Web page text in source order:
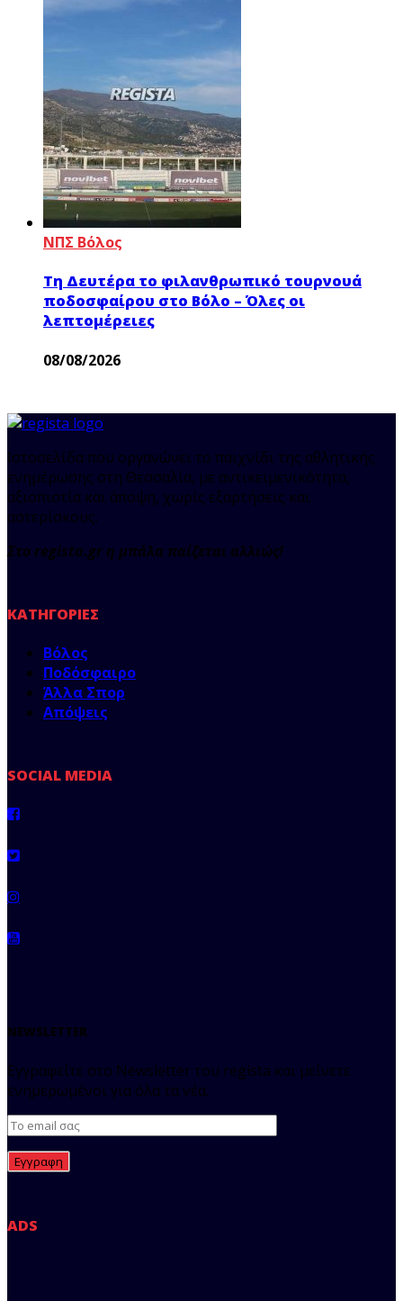
ΝΠΣ Βόλος
Τη Δευτέρα το φιλανθρωπικό τουρνουά
ποδοσφαίρου στο Βόλο – Όλες οι
λεπτομέρειες
08/08/2026
Ιστοσελίδα που οργανώνει το παιχνίδι της αθλητικής
ενημέρωσης στη Θεσσαλία, με αντικειμενικότητα,
αξιοπιστία και άποψη, χωρίς εξαρτήσεις και
αστερίσκους.
Στο regista.gr η μπάλα παίζεται αλλιώς!
ΚΑΤΗΓΟΡΊΕΣ
Βόλος
Ποδόσφαιρο
Άλλα Σπορ
Απόψεις
SOCIAL MEDIA
NEWSLETTER
Εγγραφείτε στο Newsletter του regista και μείνετε
ενημερωμένοι για όλα τα νέα.
ADS